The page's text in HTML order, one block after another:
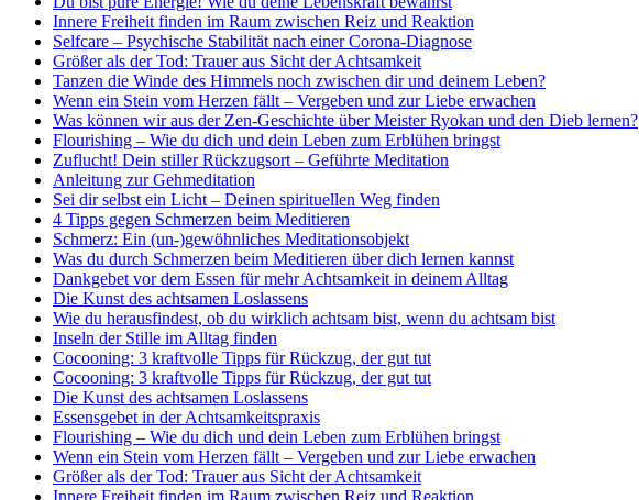
Innere Freiheit finden im Raum zwischen Reiz und Reaktion
Selfcare – Psychische Stabilität nach einer Corona-Diagnose
Größer als der Tod: Trauer aus Sicht der Achtsamkeit
Tanzen die Winde des Himmels noch zwischen dir und deinem Leben?
Wenn ein Stein vom Herzen fällt – Vergeben und zur Liebe erwachen
Was können wir aus der Zen-Geschichte über Meister Ryokan und den Dieb lernen?
Flourishing – Wie du dich und dein Leben zum Erblühen bringst
Zuflucht! Dein stiller Rückzugsort – Geführte Meditation
Anleitung zur Gehmeditation
Sei dir selbst ein Licht – Deinen spirituellen Weg finden
4 Tipps gegen Schmerzen beim Meditieren
Schmerz: Ein (un-)gewöhnliches Meditationsobjekt
Was du durch Schmerzen beim Meditieren über dich lernen kannst
Dankgebet vor dem Essen für mehr Achtsamkeit in deinem Alltag
Die Kunst des achtsamen Loslassens
Wie du herausfindest, ob du wirklich achtsam bist, wenn du achtsam bist
Inseln der Stille im Alltag finden
Cocooning: 3 kraftvolle Tipps für Rückzug, der gut tut
Cocooning: 3 kraftvolle Tipps für Rückzug, der gut tut
Die Kunst des achtsamen Loslassens
Essensgebet in der Achtsamkeitspraxis
Flourishing – Wie du dich und dein Leben zum Erblühen bringst
Wenn ein Stein vom Herzen fällt – Vergeben und zur Liebe erwachen
Größer als der Tod: Trauer aus Sicht der Achtsamkeit